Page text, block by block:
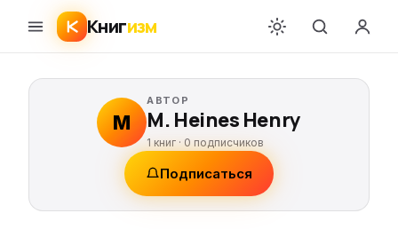
Книгизм
M
АВТОР
M. Heines Henry
1 книг ·0 подписчиков
Подписаться